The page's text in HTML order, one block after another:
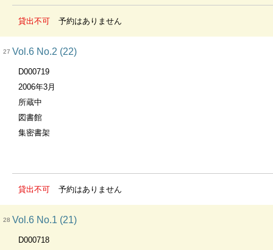
貸出不可 予約はありません
27 Vol.6 No.2 (22)
D000719
2006年3月
所蔵中
図書館
集密書架
貸出不可 予約はありません
28 Vol.6 No.1 (21)
D000718